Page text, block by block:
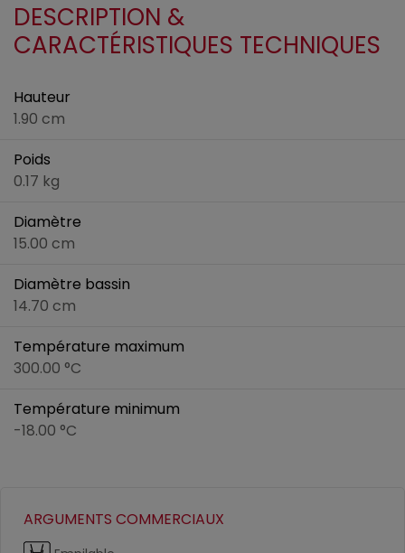
DESCRIPTION &
CARACTÉRISTIQUES TECHNIQUES
Hauteur
1.90 cm
Poids
0.17 kg
Diamètre
15.00 cm
Diamètre bassin
14.70 cm
Température maximum
300.00 °C
Température minimum
-18.00 °C
ARGUMENTS COMMERCIAUX